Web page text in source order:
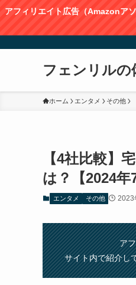
アフィリエイト広告（Amazonア
フェンリルの
ホーム エンタメ その他
【4社比較】
は？【2024年
エンタメ その他 2023
ア
サイト内で紹介し